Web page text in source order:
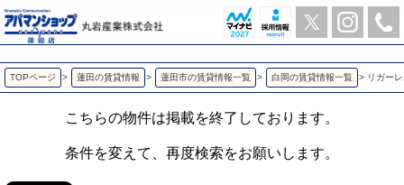
リガーレユーユー １番館 白岡の2LDK賃貸アパート | アパマンショップ蓮田店-丸岩産業株式会社-
TOPページ > 蓮田の賃貸情報 > 蓮田市の賃貸情報一覧 > 白岡の賃貸情報一覧 > リガー
こちらの物件は掲載を終了しております。
条件を変えて、再度検索をお願いします。